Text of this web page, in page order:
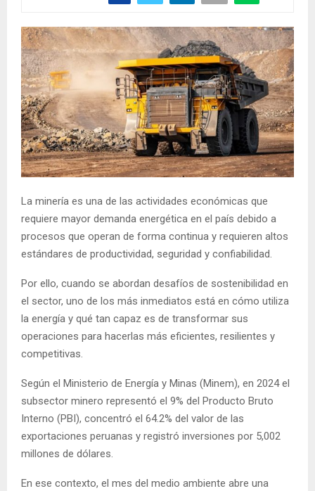
La minería es una de las actividades económicas que
requiere mayor demanda energética en el país debido a
procesos que operan de forma continua y requieren altos
estándares de productividad, seguridad y confiabilidad.
Por ello, cuando se abordan desafíos de sostenibilidad en
el sector, uno de los más inmediatos está en cómo utiliza
la energía y qué tan capaz es de transformar sus
operaciones para hacerlas más eficientes, resilientes y
competitivas.
Según el Ministerio de Energía y Minas (Minem), en 2024 el
subsector minero representó el 9% del Producto Bruto
Interno (PBI), concentró el 64.2% del valor de las
exportaciones peruanas y registró inversiones por 5,002
millones de dólares.
En ese contexto, el mes del medio ambiente abre una